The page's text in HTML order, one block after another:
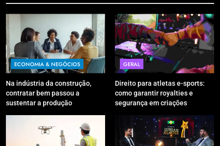
ECONOMIA & NEGÓCIOS
Na indústria da construção,
contratar bem passou a
sustentar a produção
GERAL
Direito para atletas e-sports:
como garantir royalties e
segurança em criações